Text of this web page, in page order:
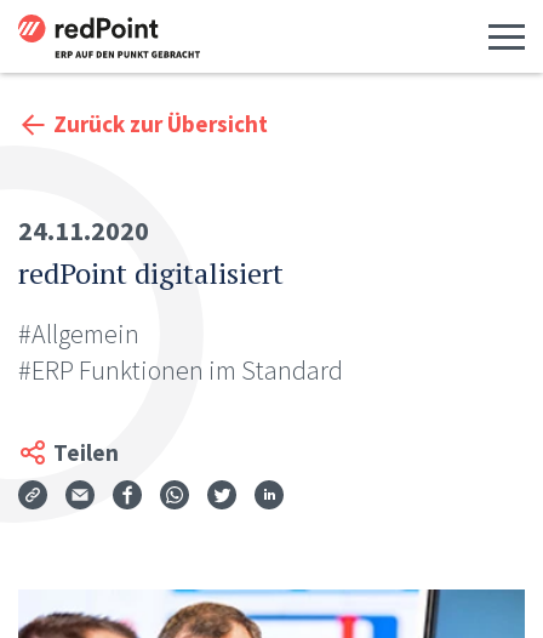
Zurück zur Übersicht
24.11.2020
redPoint digitalisiert
#Allgemein
#ERP Funktionen im Standard
Teilen
Via Mail teilen
Auf Facebook teilen
Auf WhatsApp teilen
Auf Twitter teilen
Auf LinkedIn teilen